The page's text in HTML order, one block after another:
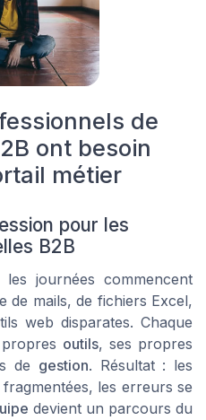
de
ont besoin
métier
pour les
B2B
les journées commencent
de mails, de fichiers Excel,
web disparates. Chaque
outils, ses propres
de gestion. Résultat : les
les erreurs se
devient un parcours du